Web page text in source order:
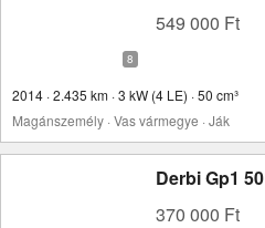
549 000 Ft
2014 · 2.435 km · 3 kW (4 LE) · 50 cm³
Magánszemély · Vas vármegye · Ják
Derbi Gp1 50
370 000 Ft